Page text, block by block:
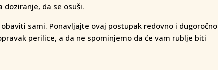
da se osuši.
sami. Ponavljajte ovaj postupak redovno i dugoročno
perilice, a da ne spominjemo da će vam rublje biti